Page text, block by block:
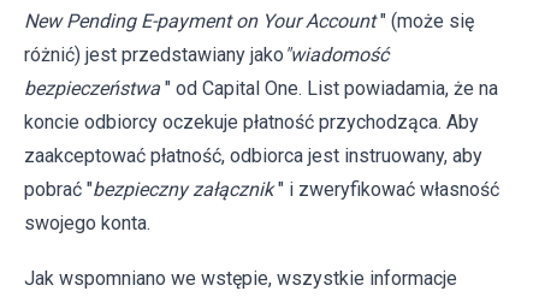
New Pending E-payment on Your Account " (może się
różnić) jest przedstawiany jako "wiadomość
bezpieczeństwa " od Capital One. List powiadamia, że na
koncie odbiorcy oczekuje płatność przychodząca. Aby
zaakceptować płatność, odbiorca jest instruowany, aby
pobrać "bezpieczny załącznik " i zweryfikować własność
swojego konta.
Jak wspomniano we wstępie, wszystkie informacje